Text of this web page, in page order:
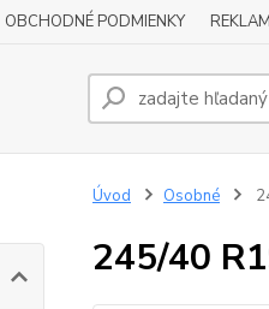
OBCHODNÉ PODMIENKY
Úvod Osobné
245/40